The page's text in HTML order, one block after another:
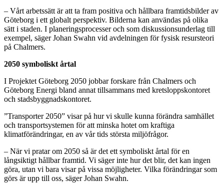
– Vårt arbetssätt är att ta fram positiva och hållbara framtidsbilder av
Göteborg i ett globalt perspektiv. Bilderna kan användas på olika
sätt i staden. I planeringsprocesser och som diskussionsunderlag till
exempel, säger Johan Swahn vid avdelningen för fysisk resursteori
på Chalmers.
2050 symboliskt årtal
I Projektet Göteborg 2050 jobbar forskare från Chalmers och
Göteborg Energi bland annat tillsammans med kretsloppskontoret
och stadsbyggnadskontoret.
”Transporter 2050” visar på hur vi skulle kunna förändra samhället
och transportsystemen för att minska hotet om kraftiga
klimatförändringar, en av vår tids största miljöfrågor.
– När vi pratar om 2050 så är det ett symboliskt årtal för en
långsiktigt hållbar framtid. Vi säger inte hur det blir, det kan ingen
göra, utan vi bara visar på vissa möjligheter. Vilka förändringar som
görs är upp till oss, säger Johan Swahn.